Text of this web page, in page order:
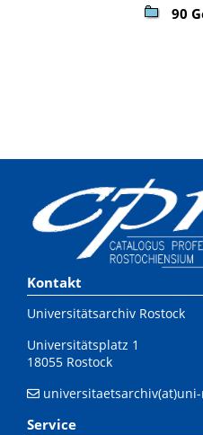
90
Kontakt
Universitätsarchiv Rostock
Universitätsplatz 1
18055 Rostock
Service